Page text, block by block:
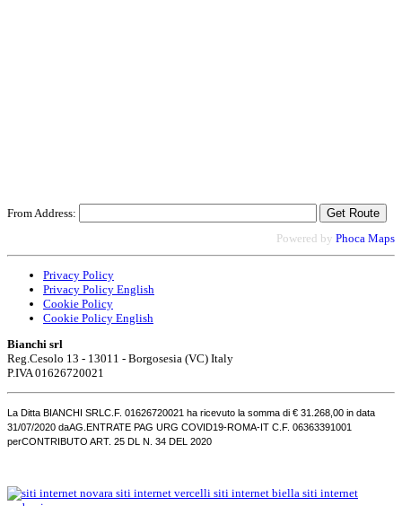
From Address:
Powered by Phoca Maps
Privacy Policy
Privacy Policy English
Cookie Policy
Cookie Policy English
Bianchi srl
Reg.Cesolo 13 - 13011 - Borgosesia (VC) Italy
P.IVA 01626720021
La Ditta BIANCHI SRL C.F. 01626720021 ha ricevuto la somma di € 31.268,00 in data
31/07/2020 daAG.ENTRATE PAG URG COVID19-ROMA-IT C.F. 06363391001
perCONTRIBUTO ART. 25 DL N. 34 DEL 2020